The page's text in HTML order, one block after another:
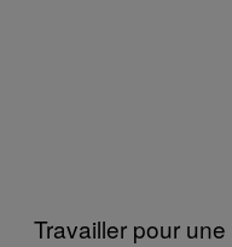
Travailler pour